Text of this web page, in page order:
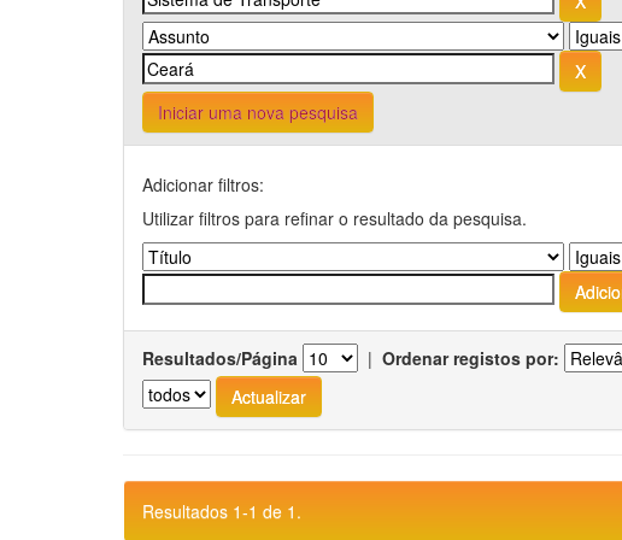
Iniciar uma nova pesquisa
Adicionar filtros:
Utilizar filtros para refinar o resultado da pesquisa.
Resultados/Página | Ordenar registos por:
Resultados 1-1 de 1.